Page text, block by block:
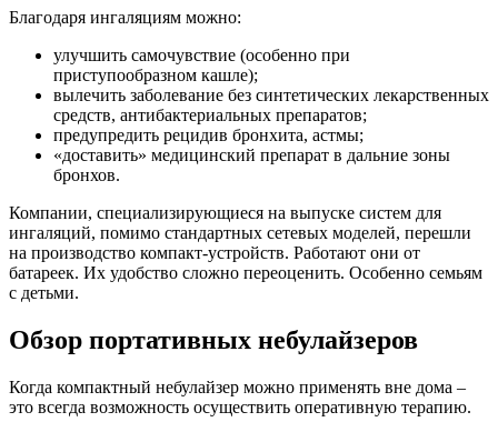
Благодаря ингаляциям можно:
улучшить самочувствие (особенно при
приступообразном кашле);
вылечить заболевание без синтетических лекарственных
средств, антибактериальных препаратов;
предупредить рецидив бронхита, астмы;
«доставить» медицинский препарат в дальние зоны
бронхов.
Компании, специализирующиеся на выпуске систем для
ингаляций, помимо стандартных сетевых моделей, перешли
на производство компакт-устройств. Работают они от
батареек. Их удобство сложно переоценить. Особенно семьям
с детьми.
Обзор портативных небулайзеров
Когда компактный небулайзер можно применять вне дома –
это всегда возможность осуществить оперативную терапию.